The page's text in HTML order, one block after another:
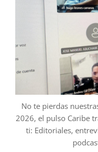
No te pierdas
2026, el pulso Caribe
ti: Editoriales,